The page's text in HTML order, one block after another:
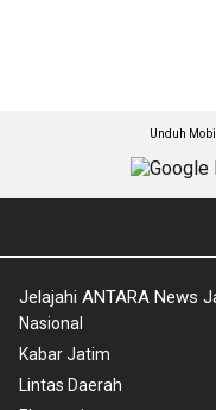
Unduh
Jelajahi ANTARA News
Nasional
Kabar Jatim
Lintas Daerah